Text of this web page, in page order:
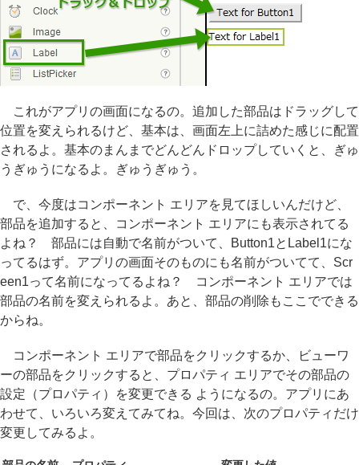
これがアプリの画面になるの。追加した部品はドラッグして
位置を変えられるけど、基本は、画面左上に詰めた感じに配置
されるよ。基本のまんまでどんどんドロップしていくと、ぎゅ
うぎゅうになるよ。ぎゅうぎゅう。
で、今度はコンポーネント エリアを見てほしいんだけど、
部品を追加すると、コンポーネント エリアにも表示されてる
よね？ 部品には自動で名前がついて、Button1とLabel1にな
ってるはず。アプリの画面そのものにも名前がついてて、Scr
een1って名前になってるよね？ コンポーネント エリアでは
部品の名前を変えられるよ。あと、部品の削除もここでできる
からね。
コンポーネント エリアで部品をクリックするか、ビューワ
ーの部品をクリックすると、プロパティ エリアでその部品の
設定（プロパティ）を変更できる ようになるの。アプリにあ
わせて、いろいろ変えてみてね。今回は、次のプロパティだけ
変更してみるよ。